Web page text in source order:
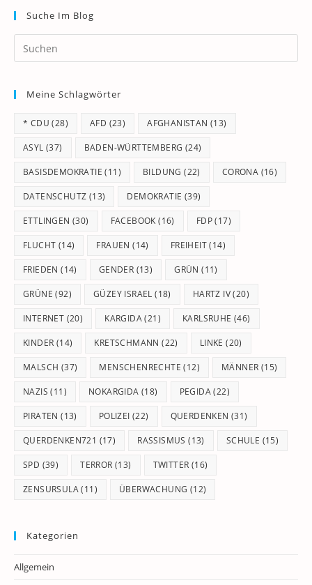
Suche Im Blog
Meine Schlagwörter
* CDU (28) AFD (23) AFGHANISTAN (13)
ASYL (37) BADEN-WÜRTTEMBERG (24)
BASISDEMOKRATIE (11) BILDUNG (22) CORONA (16)
DATENSCHUTZ (13) DEMOKRATIE (39)
ETTLINGEN (30) FACEBOOK (16) FDP(17)
FLUCHT (14) FRAUEN (14) FREIHEIT(14)
FRIEDEN (14) GENDER (13) GRÜN (11)
GRÜNE (92) GÜZEY ISRAEL (18) HARTZ IV(20)
INTERNET (20) KARGIDA(21) KARLSRUHE (46)
KINDER (14) KRETSCHMANN (22) LINKE (20)
MALSCH (37) MENSCHENRECHTE (12) MÄNNER (15)
NAZIS (11) NOKARGIDA (18) PEGIDA(22)
PIRATEN (13) POLIZEI (22) QUERDENKEN (31)
QUERDENKEN721 (17) RASSISMUS (13) SCHULE (15)
SPD (39) TERROR (13) TWITTER (16)
ZENSURSULA(11) ÜBERWACHUNG (12)
Kategorien
Allgemein